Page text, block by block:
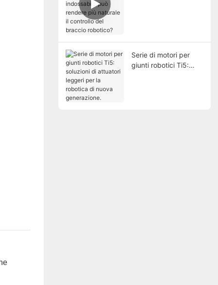
Serie di motori per
giunti robotici Ti5: